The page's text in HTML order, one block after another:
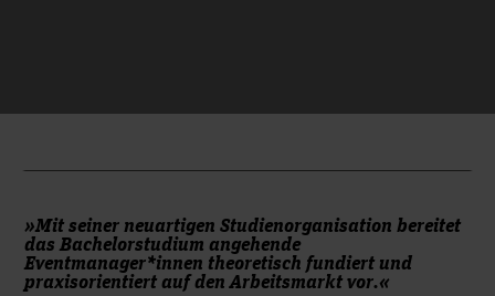
»Mit seiner neuartigen Studienorganisation bereitet
das Bachelorstudium angehende
Eventmanager*innen theoretisch fundiert und
praxisorientiert auf den Arbeitsmarkt vor.«